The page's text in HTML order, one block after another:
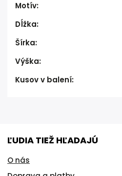
Motív:
Dĺžka:
Šírka:
Výška:
Kusov v balení:
ĽUDIA TIEŽ HĽADAJÚ
O nás